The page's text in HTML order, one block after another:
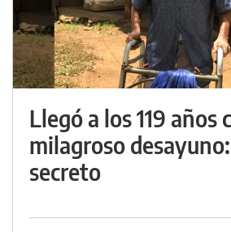
Llegó a los 119 años
milagroso
secreto